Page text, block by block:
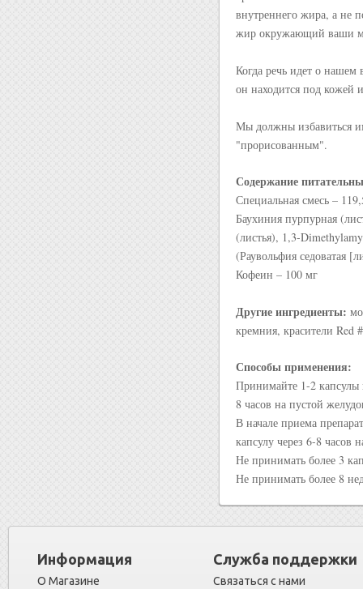
внутреннего жира, а не
жир окружающий ваши
Когда речь идет о
он находится под
Мы должны избавиться
"прорисованным".
Содержание
Специальная смесь –
Баухиния пурпурная
(листья), 1,3-
(Раувольфия седоватая
Кофеин – 100 мг
Другие ингредиенты:
кремния, красители Red
Способы применения:
Принимайте 1-2 капсулы
8 часов на пустой
В начале приема
капсулу через 6-8 часов
Не принимать более 3
Не принимать более 8
Информация
О Магазине
Служба поддержки
Связаться с нами